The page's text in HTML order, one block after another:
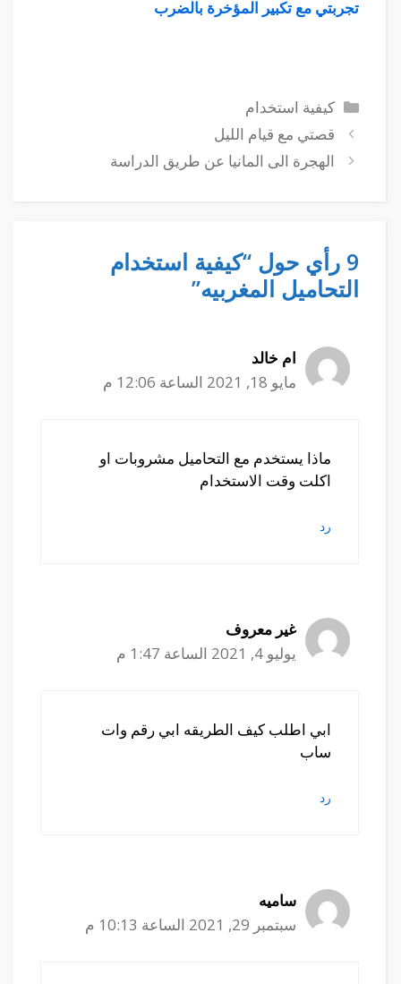
تجربتي مع تكبير المؤخرة بالضرب
التصنيفات
كيفية استخدام
قصتي مع قيام الليل
الهجرة الى المانيا عن طريق الدراسة
9 رأي حول “كيفية استخدام
التحاميل المغربيه”
ام خالد
مايو 18, 2021 الساعة 12:06 م
ماذا يستخدم مع التحاميل مشروبات او
اكلت وقت الاستخدام
رد
غير معروف
يوليو 4, 2021 الساعة 1:47 م
ابي اطلب كيف الطريقه ابي رقم وات
ساب
رد
ساميه
سبتمبر 29, 2021 الساعة 10:13 م